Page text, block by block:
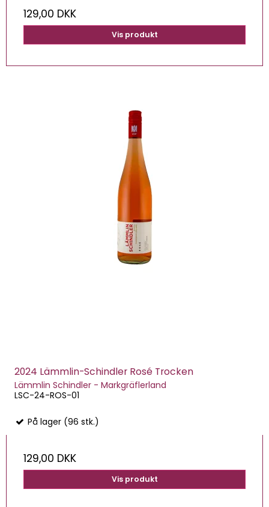
129,00 DKK
Vis produkt
2024 Lämmlin-Schindler Rosé Trocken
Lämmlin Schindler - Markgräflerland
LSC-24-ROS-01
På lager (96 stk.)
129,00 DKK
Vis produkt